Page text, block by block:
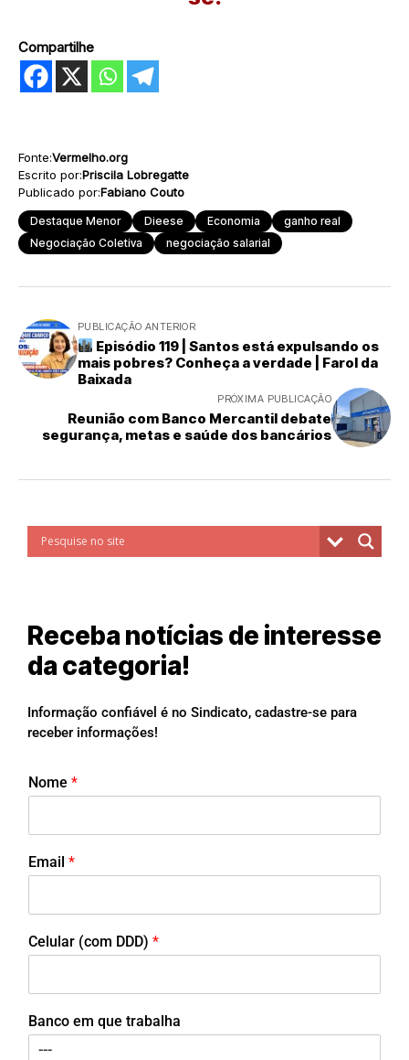
Compartilhe
Fonte:Vermelho.org
Escrito por:Priscila Lobregatte
Publicado por:Fabiano Couto
Destaque Menor Dieese Economia
ganho real
Negociação Coletiva
negociação salarial
PUBLICAÇÃO ANTERIOR
Episódio 119 | Santos está expulsando os
mais pobres? Conheça a verdade | Farol da
Baixada
PRÓXIMA PUBLICAÇÃO
Reunião com Banco Mercantil debate
segurança, metas e saúde dos bancários
Receba notícias de interesse
da categoria!
Informação confiável é no Sindicato, cadastre-se para
receber informações!
Nome *
Email *
Celular (com DDD) *
Banco em que trabalha